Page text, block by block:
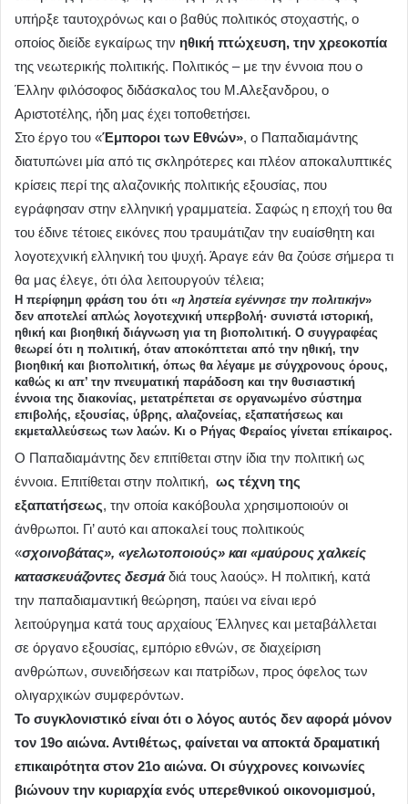
υπήρξε ταυτοχρόνως και ο βαθύς πολιτικός στοχαστής, ο
οποίος διείδε εγκαίρως την ηθική πτώχευση, την χρεοκοπία
της νεωτερικής πολιτικής. Πολιτικός – με την έννοια που ο
Έλλην φιλόσοφος διδάσκαλος του Μ.Αλεξανδρου, ο
Αριστοτέλης, ήδη μας έχει τοποθετήσει.
Στο έργο του «Έμποροι των Εθνών», ο Παπαδιαμάντης
διατυπώνει μία από τις σκληρότερες και πλέον αποκαλυπτικές
κρίσεις περί της αλαζονικής πολιτικής εξουσίας, που
εγράφησαν στην ελληνική γραμματεία. Σαφώς η εποχή του θα
του έδινε τέτοιες εικόνες που τραυμάτιζαν την ευαίσθητη και
λογοτεχνική ελληνική του ψυχή. Άραγε εάν θα ζούσε σήμερα τι
θα μας έλεγε, ότι όλα λειτουργούν τέλεια;
Η περίφημη φράση του ότι «η ληστεία εγέννησε την πολιτικήν»
δεν αποτελεί απλώς λογοτεχνική υπερβολή· συνιστά ιστορική,
ηθική και βιοηθική διάγνωση για τη βιοπολιτική. Ο συγγραφέας
θεωρεί ότι η πολιτική, όταν αποκόπτεται από την ηθική, την
βιοηθική και βιοπολιτική, όπως θα λέγαμε με σύγχρονους όρους,
καθώς κι απ’ την πνευματική παράδοση και την θυσιαστική
έννοια της διακονίας, μετατρέπεται σε οργανωμένο σύστημα
επιβολής, εξουσίας, ύβρης, αλαζονείας, εξαπατήσεως και
εκμεταλλεύσεως των λαών. Κι ο Ρήγας Φεραίος γίνεται επίκαιρος.
Ο Παπαδιαμάντης δεν επιτίθεται στην ίδια την πολιτική ως
έννοια. Επιτίθεται στην πολιτική, ως τέχνη της
εξαπατήσεως, την οποία κακόβουλα χρησιμοποιούν οι
άνθρωποι. Γι’ αυτό και αποκαλεί τους πολιτικούς
«σχοινοβάτας», «γελωτοποιούς» και «μαύρους χαλκείς
κατασκευάζοντες δεσμά διά τους λαούς». Η πολιτική, κατά
την παπαδιαμαντική θεώρηση, παύει να είναι ιερό
λειτούργημα κατά τους αρχαίους Έλληνες και μεταβάλλεται
σε όργανο εξουσίας, εμπόριο εθνών, σε διαχείριση
ανθρώπων, συνειδήσεων και πατρίδων, προς όφελος των
ολιγαρχικών συμφερόντων.
Το συγκλονιστικό είναι ότι ο λόγος αυτός δεν αφορά μόνον
τον 19ο αιώνα. Αντιθέτως, φαίνεται να αποκτά δραματική
επικαιρότητα στον 21ο αιώνα. Οι σύγχρονες κοινωνίες
βιώνουν την κυριαρχία ενός υπερεθνικού οικονομισμού,